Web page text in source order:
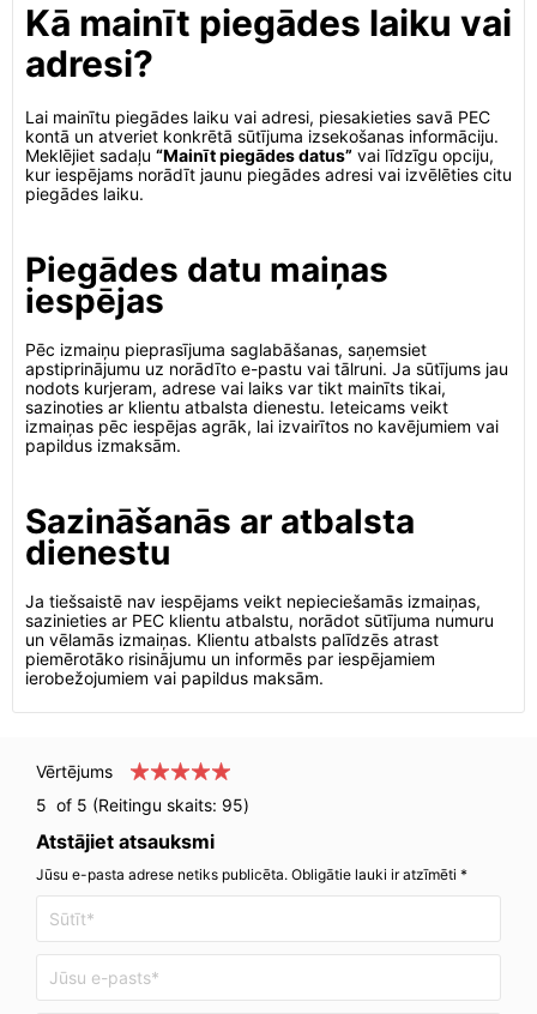
Kā mainīt piegādes laiku vai
adresi?
Lai mainītu piegādes laiku vai adresi, piesakieties savā PEC
kontā un atveriet konkrētā sūtījuma izsekošanas informāciju.
Meklējiet sadaļu “Mainīt piegādes datus” vai līdzīgu opciju,
kur iespējams norādīt jaunu piegādes adresi vai izvēlēties citu
piegādes laiku.
Piegādes datu maiņas
iespējas
Pēc izmaiņu pieprasījuma saglabāšanas, saņemsiet
apstiprinājumu uz norādīto e-pastu vai tālruni. Ja sūtījums jau
nodots kurjeram, adrese vai laiks var tikt mainīts tikai,
sazinoties ar klientu atbalsta dienestu. Ieteicams veikt
izmaiņas pēc iespējas agrāk, lai izvairītos no kavējumiem vai
papildus izmaksām.
Sazināšanās ar atbalsta
dienestu
Ja tiešsaistē nav iespējams veikt nepieciešamās izmaiņas,
sazinieties ar PEC klientu atbalstu, norādot sūtījuma numuru
un vēlamās izmaiņas. Klientu atbalsts palīdzēs atrast
piemērotāko risinājumu un informēs par iespējamiem
ierobežojumiem vai papildus maksām.
Vērtējums
5 of 5 (Reitingu skaits: 95)
Atstājiet atsauksmi
Jūsu e-pasta adrese netiks publicēta. Obligātie lauki ir atzīmēti *